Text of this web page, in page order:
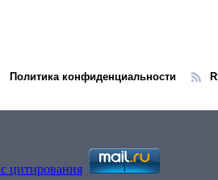
Политика конфиденциальности